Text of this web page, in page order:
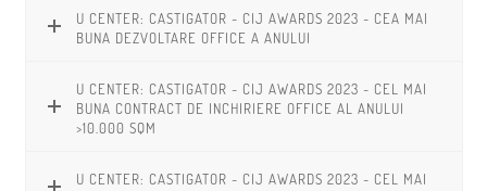
U CENTER: CASTIGATOR - CIJ AWARDS 2023 - CEA MAI
BUNA DEZVOLTARE OFFICE A ANULUI
U CENTER: CASTIGATOR - CIJ AWARDS 2023 - CEL MAI
BUNA CONTRACT DE INCHIRIERE OFFICE AL ANULUI
>10.000 SQM
U CENTER: CASTIGATOR - CIJ AWARDS 2023 - CEL MAI